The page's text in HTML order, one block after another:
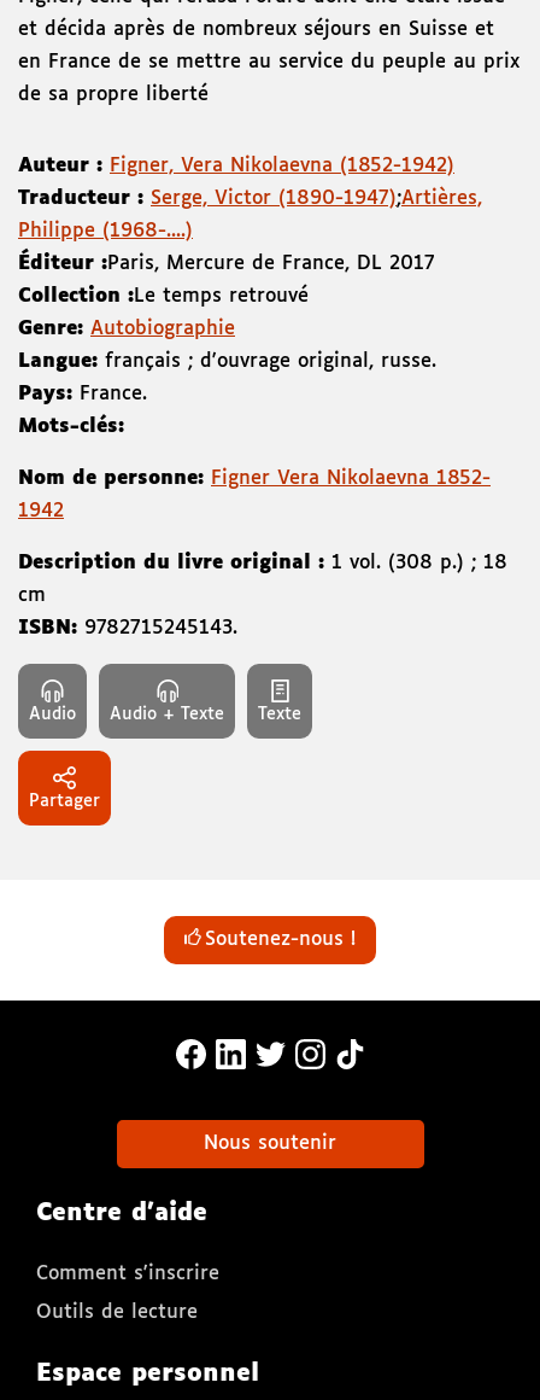
et décida après de nombreux séjours en Suisse et
en France de se mettre au service du peuple au prix
de sa propre liberté
Auteur : Figner, Vera Nikolaevna (1852-1942)
Traducteur : Serge, Victor (1890-1947);Artières,
Philippe (1968-....)
Éditeur :Paris, Mercure de France, DL 2017
Collection :Le temps retrouvé
Genre: Autobiographie
Langue: français ; d'ouvrage original, russe.
Pays: France.
Mots-clés:
Nom de personne: Figner Vera Nikolaevna 1852-
1942
Description du livre original : 1 vol. (308 p.) ; 18
cm
ISBN: 9782715245143.
Audio Audio + Texte Texte
Partager
Soutenez-nous !
MonaLira Sur Facebook (nouvelle
MonaLira Sur Linkedin
MonaLira Sur Twitter
MonaLira Sur
Nous soutenir
Centre d'aide
Comment s'inscrire
Outils de lecture
Espace personnel